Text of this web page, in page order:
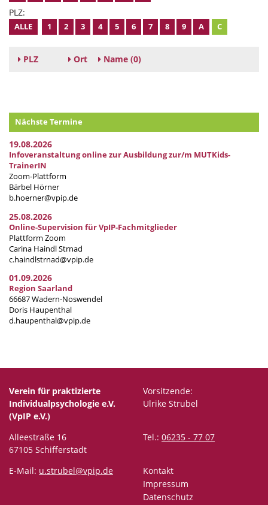
PLZ:
ALLE 1 2 3 4 5 6 7 8 9 A C
PLZ Ort Name (0)
Nächste Termine
19.08.2026
Infoveranstaltung online zur Ausbildung zur/m MUTKids-
TrainerIN
Zoom-Plattform
Bärbel Hörner
b.hoerner@vpip.de
25.08.2026
Online-Supervision für VpIP-Fachmitglieder
Plattform Zoom
Carina Haindl Strnad
c.haindlstrnad@vpip.de
01.09.2026
Region Saarland
66687 Wadern-Noswendel
Doris Haupenthal
d.haupenthal@vpip.de
Verein für praktizierte
Individualpsychologie e.V.
(VpIP e.V.)
Vorsitzende:
Ulrike Strubel
Alleestraße 16
67105 Schifferstadt
Tel.: 06235 - 77 07
E-Mail: u.strubel@vpip.de
Kontakt
Impressum
Datenschutz